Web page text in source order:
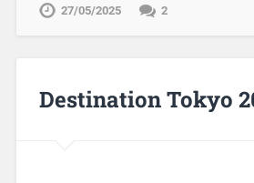
27/05/2025 2
Destination Tokyo